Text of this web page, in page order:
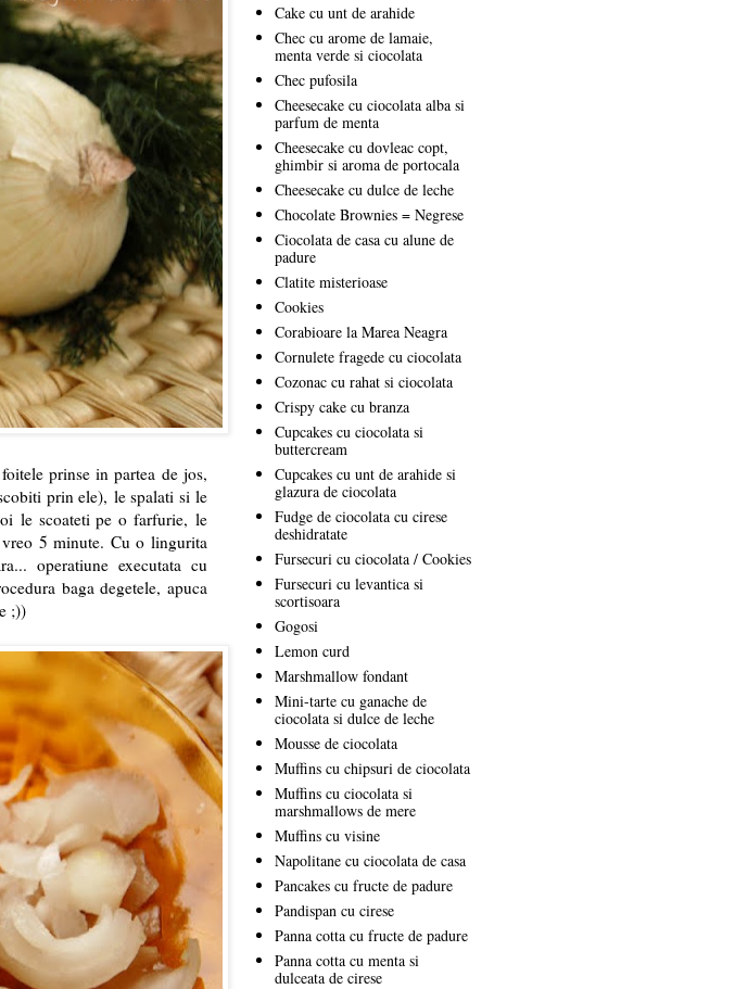
prinse in partea de jos,
prin ele), le spalati si le
le scoateti pe o farfurie, le
5 minute. Cu o lingurita
operatiune executata cu
baga degetele, apuca
;))
Cake cu unt de arahide
Chec cu arome de lamaie,
menta verde si ciocolata
Chec pufosila
Cheesecake cu ciocolata alba si
parfum de menta
Cheesecake cu dovleac copt,
ghimbir si aroma de portocala
Cheesecake cu dulce de leche
Chocolate Brownies = Negrese
Ciocolata de casa cu alune de
padure
Clatite misterioase
Cookies
Corabioare la Marea Neagra
Cornulete fragede cu ciocolata
Cozonac cu rahat si ciocolata
Crispy cake cu branza
Cupcakes cu ciocolata si
buttercream
Cupcakes cu unt de arahide si
glazura de ciocolata
Fudge de ciocolata cu cirese
deshidratate
Fursecuri cu ciocolata / Cookies
Fursecuri cu levantica si
scortisoara
Gogosi
Lemon curd
Marshmallow fondant
Mini-tarte cu ganache de
ciocolata si dulce de leche
Mousse de ciocolata
Muffins cu chipsuri de ciocolata
Muffins cu ciocolata si
marshmallows de mere
Muffins cu visine
Napolitane cu ciocolata de casa
Pancakes cu fructe de padure
Pandispan cu cirese
Panna cotta cu fructe de padure
Panna cotta cu menta si
dulceata de cirese